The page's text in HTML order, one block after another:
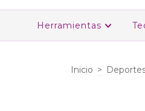
Herramientas
Inicio >